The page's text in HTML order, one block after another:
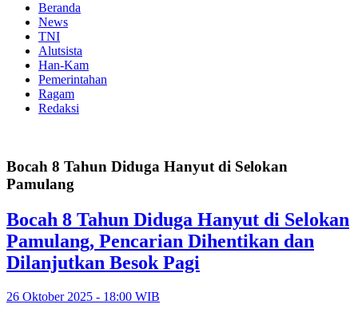
Beranda
News
TNI
Alutsista
Han-Kam
Pemerintahan
Ragam
Redaksi
Bocah 8 Tahun Diduga Hanyut di Selokan
Pamulang
Bocah 8 Tahun Diduga Hanyut di Selokan
Pamulang, Pencarian Dihentikan dan
Dilanjutkan Besok Pagi
26 Oktober 2025 - 18:00 WIB